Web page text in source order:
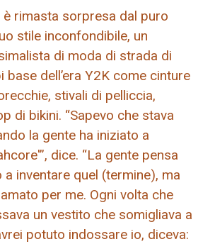
è rimasta sorpresa dal puro
stile inconfondibile, un
di moda di strada di
base dell’era Y2K come cinture
stivali di pelliccia,
di bikini. “Sapevo che stava
la gente ha iniziato a
dice. “La gente pensa
inventare quel (termine), ma
per me. Ogni volta che
un vestito che somigliava a
potuto indossare io, diceva: